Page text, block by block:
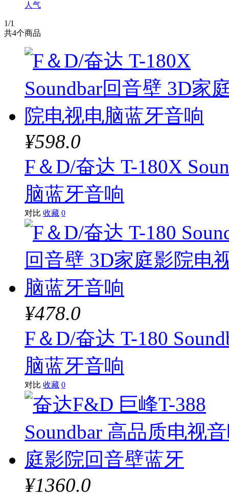
人气
1/1
共4个商品
¥598.0
F＆D/奋达 T-180X
脑蓝牙音响
对比 收藏 0
¥478.0
F＆D/奋达 T-180
脑蓝牙音响
对比 收藏 0
¥1360.0